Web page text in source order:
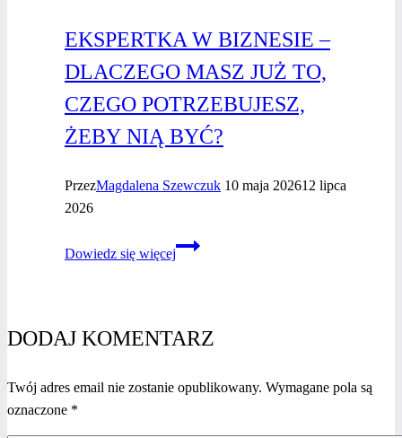
EKSPERTKA W BIZNESIE –
DLACZEGO MASZ JUŻ TO,
CZEGO POTRZEBUJESZ,
ŻEBY NIĄ BYĆ?
PrzezMagdalena Szewczuk 10 maja 202612 lipca
2026
Dowiedz się więcej
Ekspertka
masz
DODAJ KOMENTARZ
Twój adres email nie zostanie opublikowany. Wymagane pola są
oznaczone *